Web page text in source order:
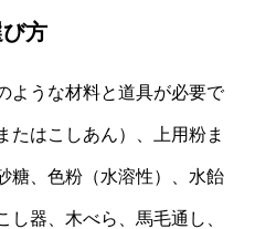
方
ような材料と道具が必要で
たはこしあん）、上用粉ま
糖、色粉（水溶性）、水飴
器、木べら、馬毛通し、